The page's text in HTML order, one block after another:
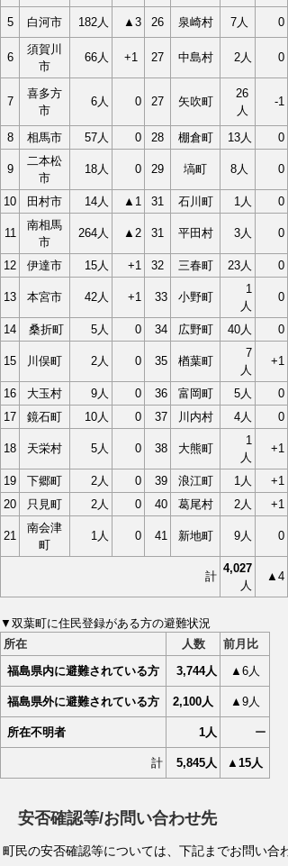
5 白河市 182人 ▲3 26 泉崎村 7人 0
6
須賀川
市
66人 +1 27 中島村 2人 0
7
喜多方
市
6人 0 27 矢吹町
26
人
-1
8 相馬市 57人 0 28 棚倉町 13人 0
9
二本松
市
18人 0 29 塙町 8人 0
10 田村市 14人 ▲1 31 石川町 1人 0
11
南相馬
市
264人 ▲2 31 平田村 3人 0
12 伊達市 15人 +1 32 三春町 23人 0
13 本宮市 42人 +1 33 小野町
1
人
0
14 桑折町 5人 0 34 広野町 40人 0
15 川俣町 2人 0 35 楢葉町
7
人
+1
16 大玉村 9人 0 36 富岡町 5人
0
17
鏡石町 10人 0 37 川内村 4人 0
18 天栄村 5人 0 38 大熊町
1
人
+1
19 下郷町 2人 0 39 浪江町 1人
+1
20
只見町 2人 0 40 葛尾村 2人 +1
21
南会津
町
1人 0 41 新地町 9人 0
計
4,027
人
▲4
▼双葉町に住民登録がある方の避難状況
所在
人数
前月比
福島県内に避難されている方
3,744人 ▲6人
福島県外に避難されている方 2,100人 ▲9人
所在不明者 1人 ー
計 5,845人 ▲15人
安否確認等/お問い合わせ先
町民の安否確認等については、下記までお問い合